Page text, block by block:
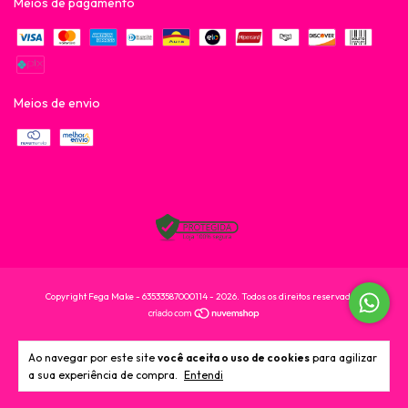
Ao navegar por este site você aceita o uso de cookies para agilizar
a sua experiência de compra. Entendi
Meios de envio
Copyright Fega Make - 63533587000114 - 2026. Todos os direitos reservados.